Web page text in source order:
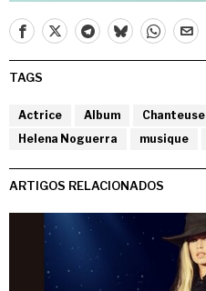
TAGS
Actrice Album Chanteuse
Helena Noguerra
musique
ARTIGOS RELACIONADOS